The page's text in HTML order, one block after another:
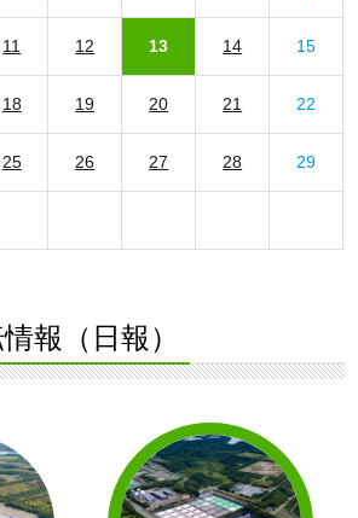
11 12 13 14 15
18 19 20 21 22
25 26 27 28 29
報（日報）